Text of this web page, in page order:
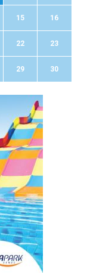
15 16
22 23
29 30